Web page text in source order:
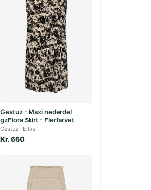
Gestuz - Maxi nederdel
gzFlora Skirt - Flerfarvet
Gestuz Ellos
Kr. 660